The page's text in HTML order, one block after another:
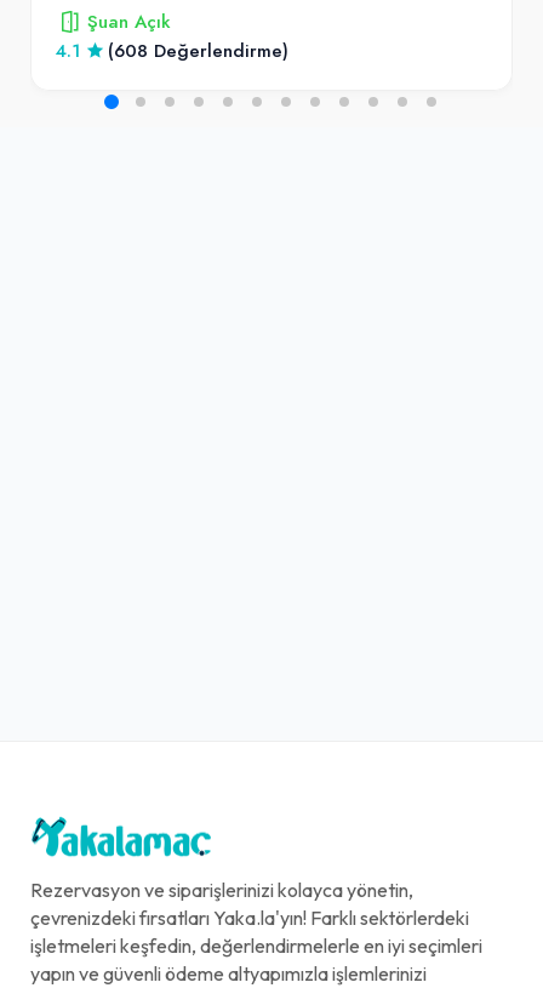
Şuan Açık
4.1
(608 Değerlendirme)
Rezervasyon ve siparişlerinizi kolayca yönetin,
çevrenizdeki fırsatları Yaka.la'yın! Farklı sektörlerdeki
işletmeleri keşfedin, değerlendirmelerle en iyi seçimleri
yapın ve güvenli ödeme altyapımızla işlemlerinizi